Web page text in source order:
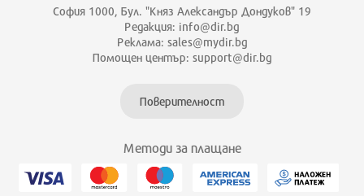
София 1000, Бул. "Княз Александър Дондуков" 19
Редакция: info@dir.bg
Реклама: sales@mydir.bg
Помощен център: support@dir.bg
Поверителност
Методи за плащане